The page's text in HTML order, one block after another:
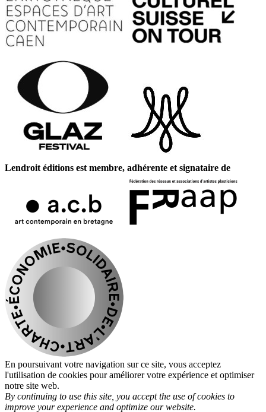
Lendroit éditions est membre, adhérente et signataire de
En poursuivant votre navigation sur ce site, vous acceptez
l'utilisation de cookies pour améliorer votre expérience et optimiser
notre site web.
By continuing to use this site, you accept the use of cookies to
improve your experience and optimize our website.